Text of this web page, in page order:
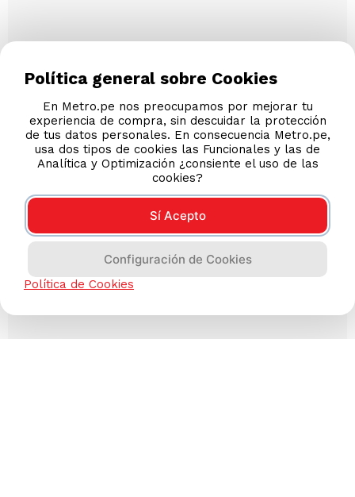
Política general sobre Cookies
En Metro.pe nos preocupamos por mejorar tu
experiencia de compra, sin descuidar la protección
de tus datos personales. En consecuencia Metro.pe,
usa dos tipos de cookies las Funcionales y las de
Analítica y Optimización ¿consiente el uso de las
cookies?
Sí Acepto
Configuración de Cookies
Política de Cookies